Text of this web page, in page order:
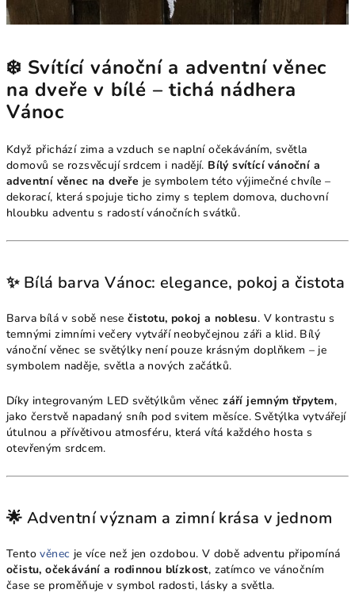
❄️ Svítící vánoční a adventní věnec
na dveře v bílé – tichá nádhera
Vánoc
Když přichází zima a vzduch se naplní očekáváním, světla
domovů se rozsvěcují srdcem i nadějí. Bílý svítící vánoční a
adventní věnec na dveře je symbolem této výjimečné chvíle –
dekorací, která spojuje ticho zimy s teplem domova, duchovní
hloubku adventu s radostí vánočních svátků.
✨ Bílá barva Vánoc: elegance, pokoj a čistota
Barva bílá v sobě nesečistotu, pokoj a noblesu. V kontrastu s
temnými zimními večery vytváří neobyčejnou záři a klid. Bílý
vánoční věnec se světýlky není pouze krásným doplňkem – je
symbolem naděje, světla a nových začátků.
Díky integrovaným LED světýlkům věneczáří jemným třpytem,
jako čerstvě napadaný sníh pod svitem měsíce. Světýlka vytvářejí
útulnou a přívětivou atmosféru, která vítá každého hosta s
otevřeným srdcem.
🌟 Adventní význam a zimní krása v jednom
Tentověnec je více než jen ozdobou. V době adventu připomíná
očistu, očekávání a rodinnou blízkost, zatímco ve vánočním
čase se proměňuje v symbol radosti, lásky a světla.